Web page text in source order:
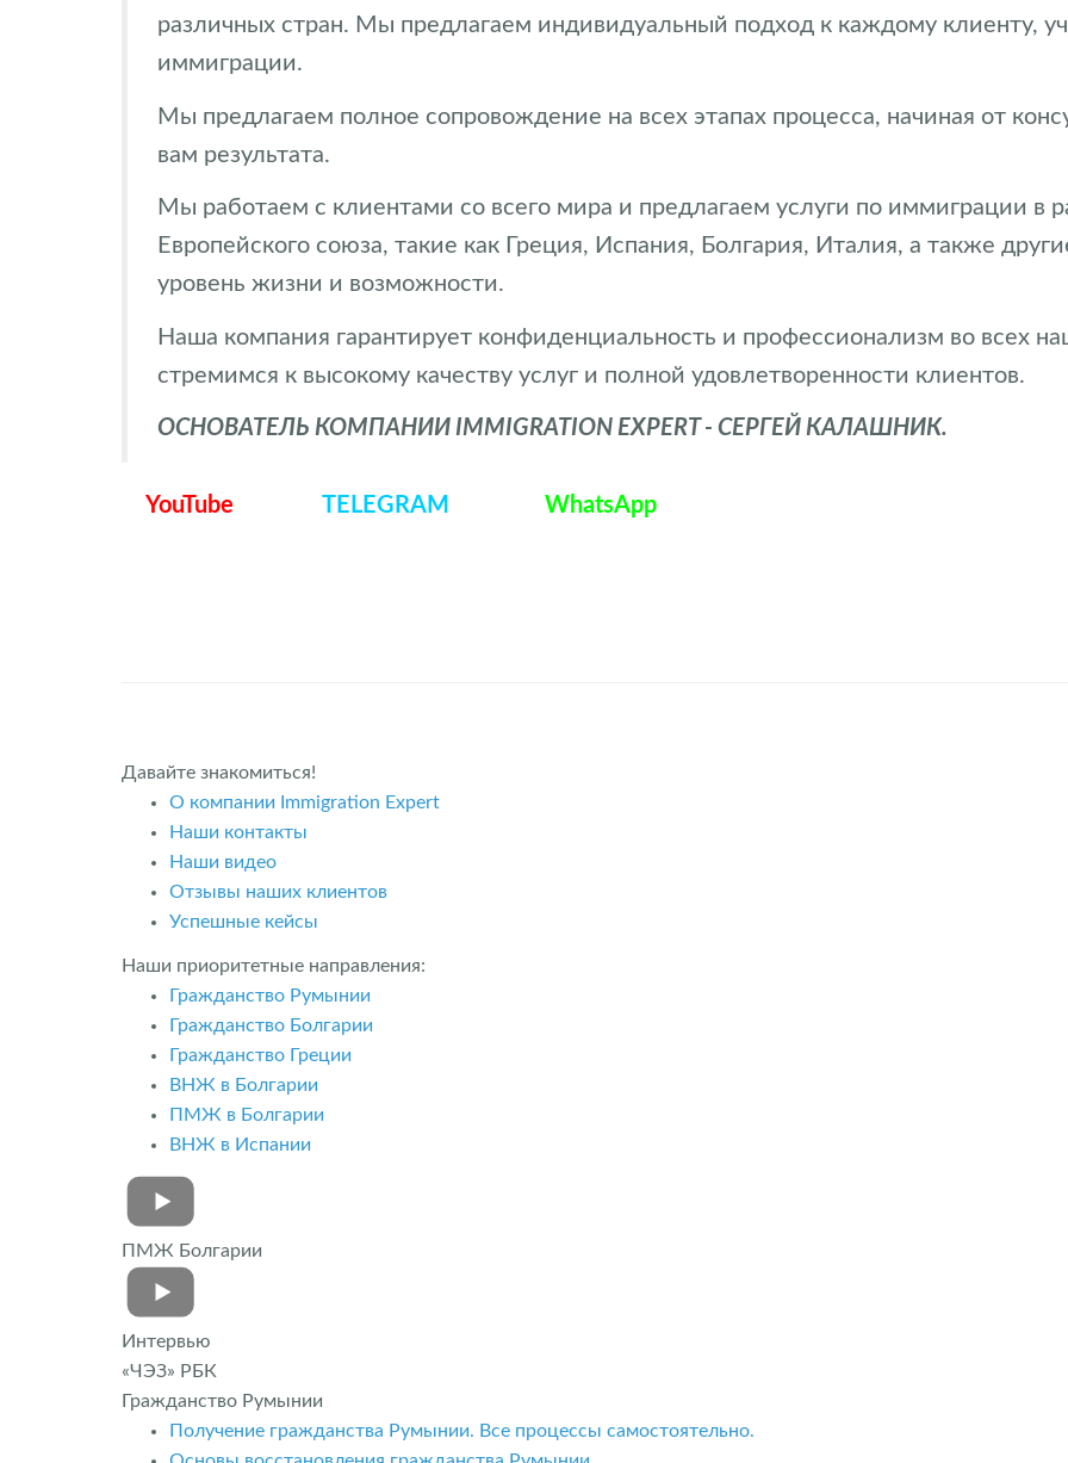
различных стран. Мы предлагаем индивидуальный подход к каждому клиенту,
иммиграции.
Мы предлагаем полное сопровождение на всех этапах процесса, начиная от
вам результата.
Мы работаем с клиентами со всего мира и предлагаем услуги по иммиграции в
Европейского союза, такие как Греция, Испания, Болгария, Италия, а также
уровень жизни и возможности.
Наша компания гарантирует конфиденциальность и профессионализм во всех
стремимся к высокому качеству услуг и полной удовлетворенности клиентов.
ОСНОВАТЕЛЬ КОМПАНИИ IMMIGRATION EXPERT - СЕРГЕЙ КАЛАШНИК.
YouTube TELEGRAM WhatsApp
Давайте знакомиться!
О компании Immigration Expert
Наши контакты
Наши видео
Отзывы наших клиентов
Успешные кейсы
Наши приоритетные направления:
Гражданство Румынии
Гражданство Болгарии
Гражданство Греции
ВНЖ в Болгарии
ПМЖ в Болгарии
ВНЖ в Испании
ПМЖ Болгарии
Интервью
«ЧЭЗ» РБК
Гражданство Румынии
Получение гражданства Румынии. Все процессы самостоятельно.